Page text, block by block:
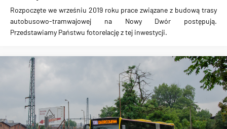
Rozpoczęte we wrześniu 2019 roku prace związane z budową trasy
autobusowo-tramwajowej na Nowy Dwór postępują.
Przedstawiamy Państwu fotorelację z tej inwestycji.